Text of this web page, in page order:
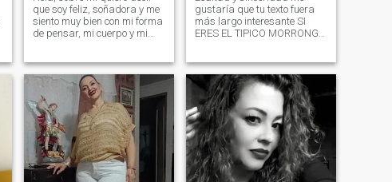
que soy feliz, soñadora y me
siento muy bien con mi forma
de pensar, mi cuerpo y mi
problema; alcontrario deseo
encontrar un compañero de
camino, al mejor de mis
amigos, a mi confidente y el
mejor amante. soy una mujer
muy cariñosa, romantica,
apasionada,disciplinada,
divertida y trabajadora, son
algunas de las
caracteristicas que mas me
gustaría que tu texto fuera
más largo interesante SI
ERES EL TIPICO MORRONGO
GUSTA PERDER EL TIEMPO
NI QUE ME LO HAGAN
PERDER SI SOLO ENTRAS A
MI PERFIL A MIRAR MIS
DEFECTOS ME GUSTARIA
QUE PRIMERO MIRES LOS
TUYOS RESPONDO TODA
CLASE DE PREGUNTAS
SIEMPRE Y CUANDO
TAMBIEN PUEDAS